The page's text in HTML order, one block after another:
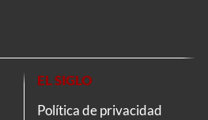
EL SIGLO
Política de privacidad